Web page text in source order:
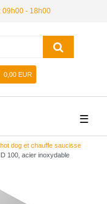
09h00 - 18h00
0,00 EUR
☰
dog et chauffe saucisse
100, acier inoxydable